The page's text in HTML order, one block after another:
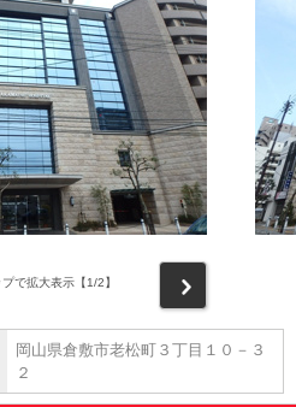
で拡大表示【1/2】
岡山県倉敷市老松町３丁目１０－３
２